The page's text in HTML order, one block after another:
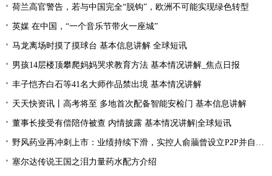
荷兰高官警告，若与中国完全“脱钩”，欧洲不可能实现绿色转型
英媒 在中国，“一个音乐节带火一座城”
马龙离场时摸了摸球台 基本信息讲解 全球短讯
男孩14层楼顶攀爬妈妈哭求教育方法 基本情况讲解_焦点日报
丰子恺齐白石等41名大师作品禁出境 基本情况讲解
天天快资讯丨高考将至 多地首次配备智能安检门 基本信息讲解
董事长接受有偿陪侍被查 内情披露 基本情况讲解|全球短讯
野风药业再冲刺上市：业绩持续下滑，实控人俞蘠曾设立P2P并自融 天天观察
塞尔达传说王国之泪力量药水配方介绍